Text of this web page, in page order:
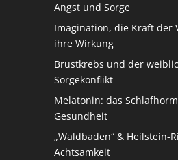
Angst und Sorge
Imagination, die Kraft der
ihre Wirkung
Brustkrebs und der
Sorgekonflikt
Melatonin: das
Gesundheit
„Waldbaden“ & Heilstein-
Achtsamkeit